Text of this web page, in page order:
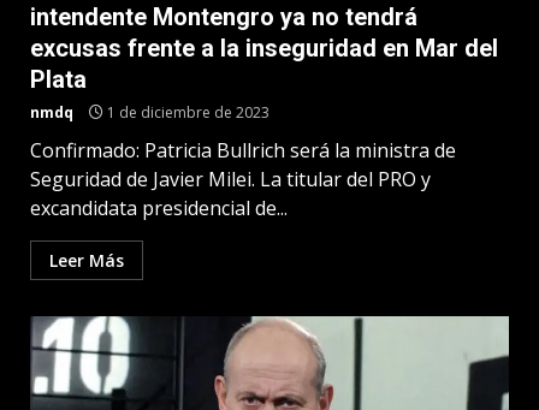
intendente Montengro ya no tendrá
excusas frente a la inseguridad en Mar del
Plata
nmdq 1 de diciembre de 2023
Confirmado: Patricia Bullrich será la ministra de
Seguridad de Javier Milei. La titular del PRO y
excandidata presidencial de...
Leer Más